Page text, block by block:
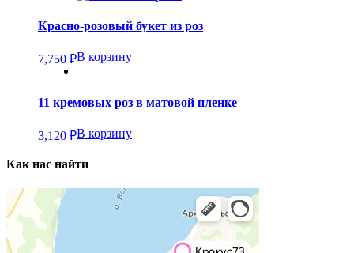
Красно-розовый букет из роз
7,750 ₽В корзину
11 кремовых роз в матовой пленке
3,120 ₽В корзину
Как нас найти